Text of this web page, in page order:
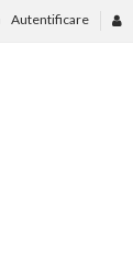
Autentificare